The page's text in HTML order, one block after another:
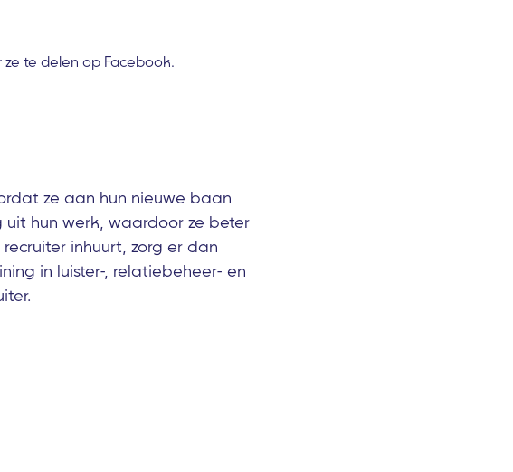
te delen op Facebook.
ze aan hun nieuwe baan
hun werk, waardoor ze beter
inhuurt, zorg er dan
in luister-, relatiebeheer- en